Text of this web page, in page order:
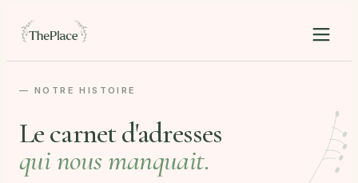
— NOTRE HISTOIRE
Le carnet d'adresses
qui nous manquait.